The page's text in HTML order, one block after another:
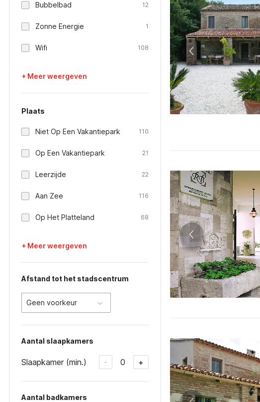
Bubbelbad 12
Zonne Energie 1
Wifi 108
+ Meer weergeven
Plaats
Niet Op Een Vakantiepark 110
Op Een Vakantiepark 21
Leerzijde 22
Aan Zee 116
Op Het Platteland 68
+ Meer weergeven
Afstand tot het stadscentrum
Geen voorkeur
Aantal slaapkamers
Slaapkamer (min.) - 0 +
Aantal badkamers